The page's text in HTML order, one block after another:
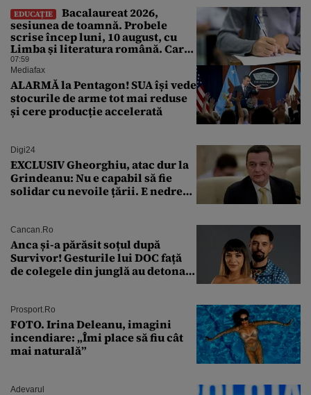
EDUCAȚIE
Bacalaureat 2026,
sesiunea de toamnă. Probele
scrise încep luni, 10 august, cu
Limba și literatura română. Care
sunt regulile promovării
examenului
07:59
Mediafax
ALARMĂ la Pentagon! SUA își vede
stocurile de arme tot mai reduse
și cere producție accelerată
Digi24
EXCLUSIV Gheorghiu, atac dur la
Grindeanu: Nu e capabil să fie
solidar cu nevoile țării. E nedrept
Cancan.ro
Anca și-a părăsit soțul după
Survivor! Gesturile lui DOC față
de colegele din junglă au detonat
Prosport.ro
FOTO. Irina Deleanu, imagini
incendiare: „Îmi place să fiu cât
mai naturală”
Adevarul